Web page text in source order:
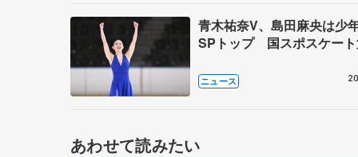
青木祐奈V、島田麻央は少
SPトップ 国スポスケー
ニュース
あわせて読みたい